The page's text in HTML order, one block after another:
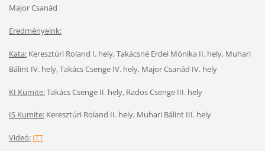
Major Csanád
Eredményeink:
Kata:Keresztúri Roland I. hely, Takácsné Erdei Mónika II. hely, Muhari
Bálint IV. hely, Takács Csenge IV. hely, Major Csanád IV. hely
KI Kumite:Takács Csenge II. hely, Rados Csenge III. hely
IS Kumite: Keresztúri Roland II. hely, Muhari Bálint III. hely
Videó: ITT